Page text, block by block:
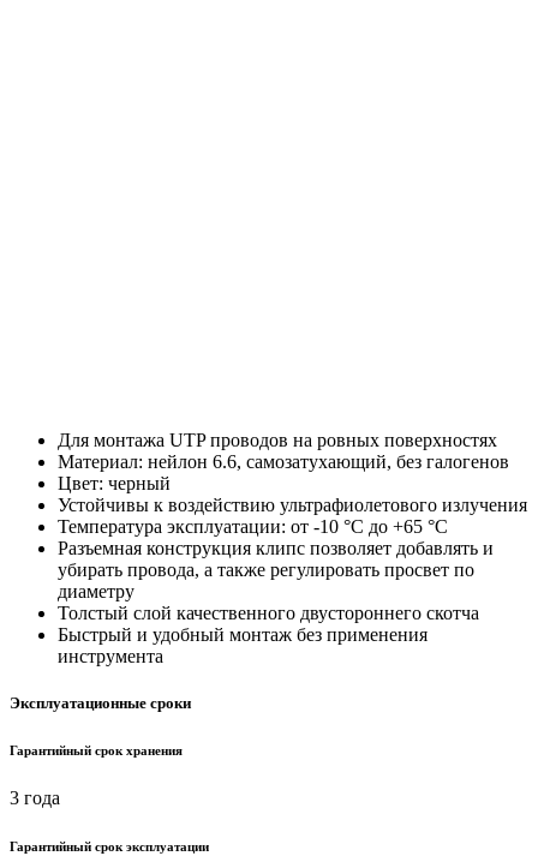
Для монтажа UTP проводов на ровных поверхностях
Материал: нейлон 6.6, самозатухающий, без галогенов
Цвет: черный
Устойчивы к воздействию ультрафиолетового излучения
Температура эксплуатации: от -10 °С до +65 °С
Разъемная конструкция клипс позволяет добавлять и
убирать провода, а также регулировать просвет по
диаметру
Толстый слой качественного двустороннего скотча
Быстрый и удобный монтаж без применения
инструмента
Эксплуатационные сроки
Гарантийный срок хранения
3 года
Гарантийный срок эксплуатации